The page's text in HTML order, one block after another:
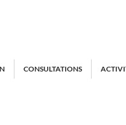
CONSULTATIONS